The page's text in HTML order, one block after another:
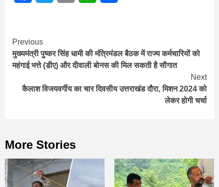
Continue
Reading
Previous
मुख्यमंत्री पुष्कर सिंह धामी की मंत्रिमंडल बैठक में राज्य कर्मचारियों को
महंगाई भत्ते (डीए) और दीवाली बोनस की मिल सकती है सौगात
Next
कैलाश विजयवर्गीय का चार दिवसीय उत्तराखंड दौरा, मिशन 2024 को
लेकर होगी चर्चा
More Stories